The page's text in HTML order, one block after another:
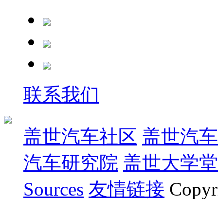
联系我们
盖世汽车社区 盖世汽
汽车研究院 盖世大学堂
Sources 友情链接